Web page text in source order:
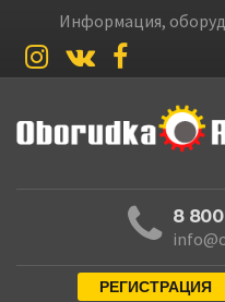
Информация,
8
РЕГИСТРАЦИЯ